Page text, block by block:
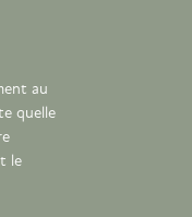
au
quelle
le